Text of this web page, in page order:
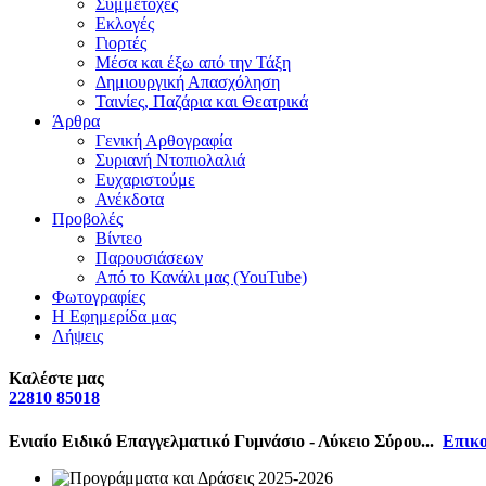
Συμμετοχές
Εκλογές
Γιορτές
Μέσα και έξω από την Τάξη
Δημιουργική Απασχόληση
Ταινίες, Παζάρια και Θεατρικά
Άρθρα
Γενική Αρθογραφία
Συριανή Ντοπιολαλιά
Ευχαριστούμε
Ανέκδοτα
Προβολές
Βίντεο
Παρουσιάσεων
Από το Κανάλι μας (YouTube)
Φωτογραφίες
Η Εφημερίδα μας
Λήψεις
Καλέστε μας
22810 85018
Ενιαίο Ειδικό Επαγγελματικό Γυμνάσιο - Λύκειο Σύρου...